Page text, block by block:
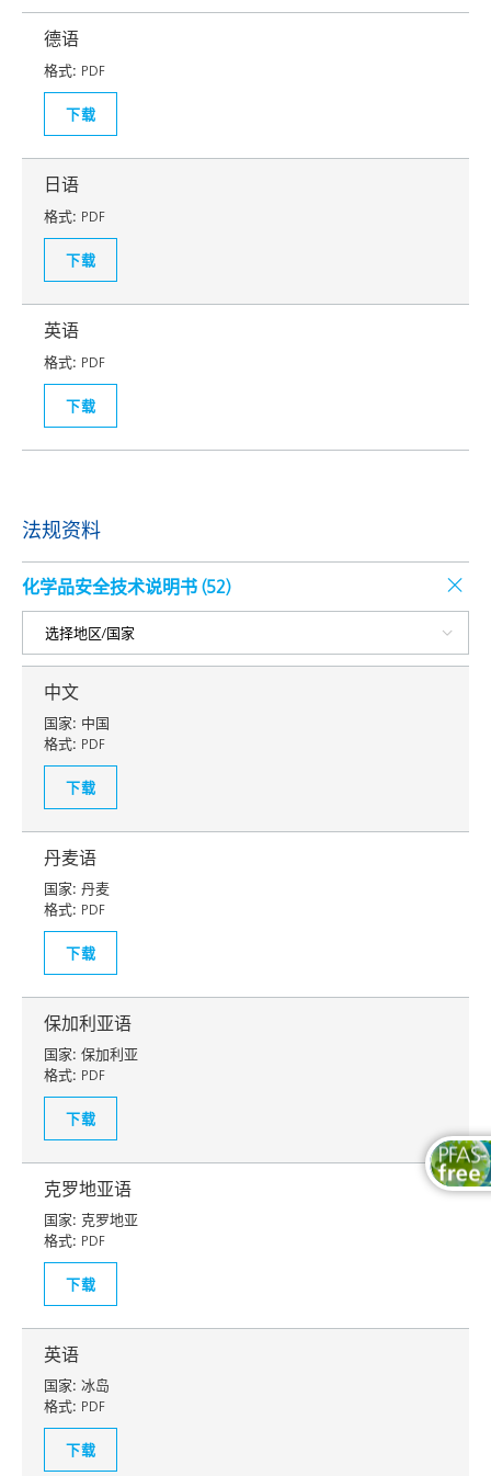
德语
格式: PDF
下载
日语
格式: PDF
下载
英语
格式: PDF
下载
法规资料
化学品安全技术说明书 (52)
中文
国家: 中国
格式: PDF
下载
丹麦语
国家: 丹麦
格式: PDF
下载
保加利亚语
国家: 保加利亚
格式: PDF
下载
克罗地亚语
国家: 克罗地亚
格式: PDF
下载
英语
国家: 冰岛
格式: PDF
下载